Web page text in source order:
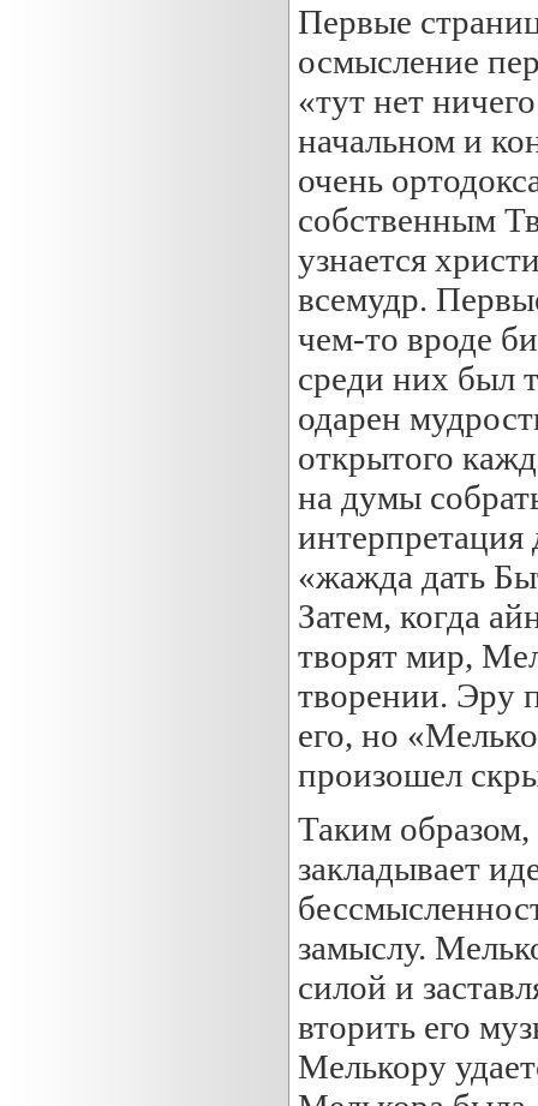
Первые
осмысление
«тут нет
начальном и
очень
собственным
узнается
всемудр.
чем-то вроде
среди них был
одарен
открытого
на думы
интерпретация
«жажда дать
Затем, когда
творят мир,
творении. Эру
его, но
произошел
Таким
закладывает
замыслу.
силой и
вторить его
Мелькору